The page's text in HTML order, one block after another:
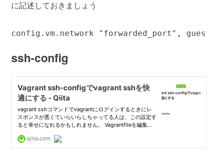
に記述しておきましょう
config.vm.network "forwarded_port",
ssh-config